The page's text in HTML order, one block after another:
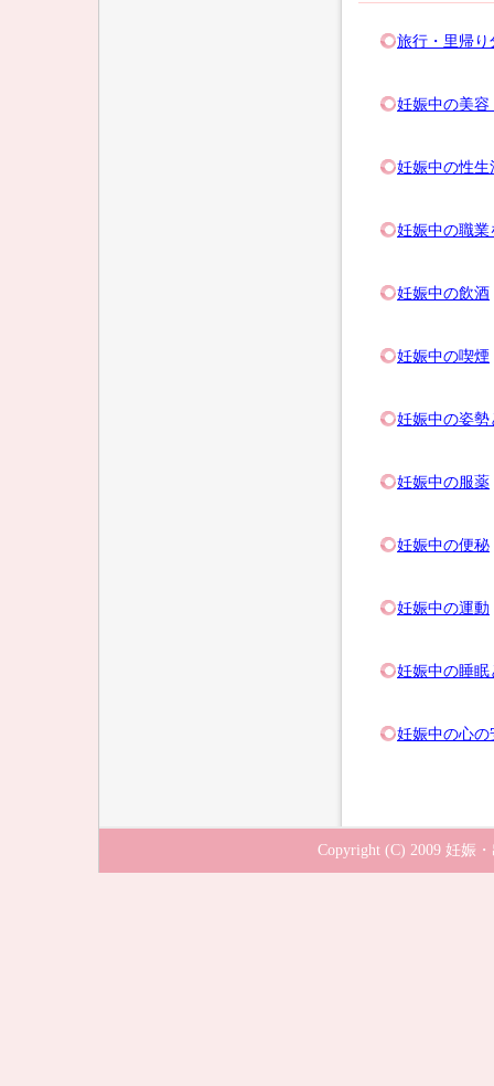
旅行・里帰り
妊娠中の美容
妊娠中の性生
妊娠中の職業
妊娠中の飲酒
妊娠中の喫煙
妊娠中の姿勢
妊娠中の服薬
妊娠中の便秘
妊娠中の運動
妊娠中の睡眠
妊娠中の心の
Copyright (C) 2009 妊娠